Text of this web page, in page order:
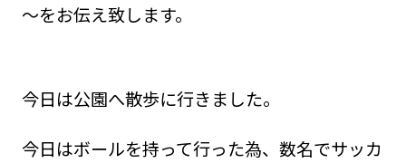
～をお伝え致します。
今日は公園へ散歩に行きました。
今日はボールを持って行った為、数名でサッカ